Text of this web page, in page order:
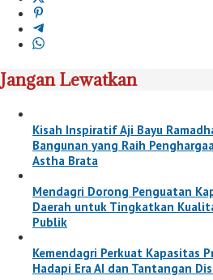
Jangan Lewatkan
Kisah Inspiratif Aji Bayu
Bangunan yang Raih
Astha Brata
Mendagri Dorong Penguatan
Daerah untuk Tingkatkan
Publik
Kemendagri Perkuat Kapasitas
Hadapi Era AI dan Tantangan